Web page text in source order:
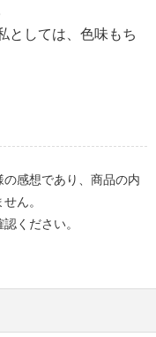
としては、色味もち
の感想であり、商品の内
ん。
ください。